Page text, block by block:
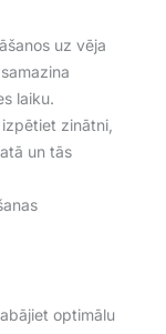
uz vēja
laiku.
zinātni,
un tās
optimālu